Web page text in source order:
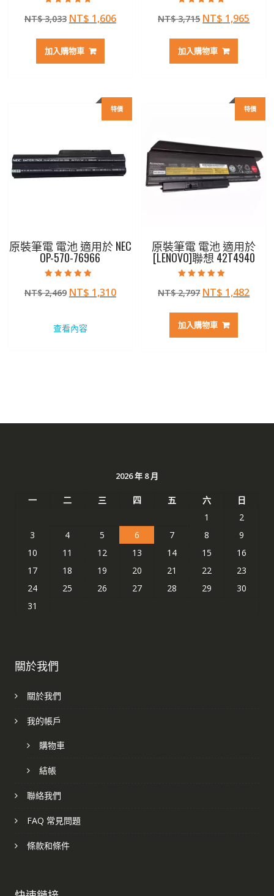
5.00
滿分 5
NT$3,033 原
價
格：
NT$ 1,606目
加入購物車
5.00
滿分 5
NT$3,715 原
價
格：
NT$ 1,965
加入購物車
特價
原裝筆電 電池 適用於 NEC
OP-570-76966
5.00
滿分 5
NT$2,469 原
格：
NT$ 1,310目
查看內容
特價
原裝筆電 電池 適用於
[LENOVO]聯想 42T4940
4.50
滿分 5
NT$2,797 原
價
格：
NT$ 1,482目
加入購物車
2026 年 8 月
一 二 三 四 五 六
日
1
2
3
4 5 6 7 8
9
10
11 12 13 14 15
16
17
18 19 20 21 22
23
24
25 26 27 28 29
30
31
關於我們
關於我們
我的帳戶
購物車
結帳
聯絡我們
FAQ 常見問題
條款和條件